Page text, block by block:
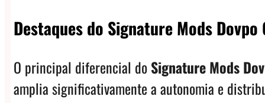
Destaques do Signature Mods
O principal diferencial doSignature Mods
amplia significativamente a autonomia e